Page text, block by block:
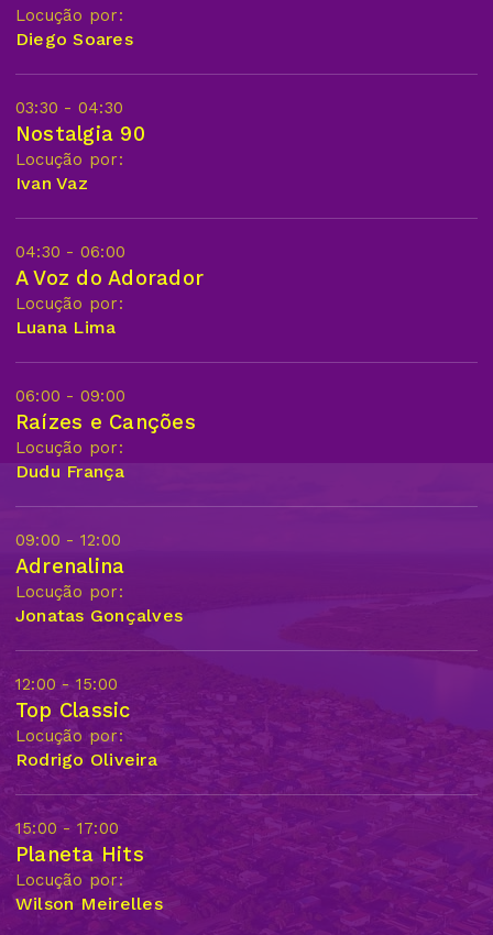
Locução por:
Diego Soares
03:30 - 04:30
Nostalgia 90
Locução por:
Ivan Vaz
04:30 - 06:00
A Voz do Adorador
Locução por:
Luana Lima
06:00 - 09:00
Raízes e Canções
Locução por:
Dudu França
09:00 - 12:00
Adrenalina
Locução por:
Jonatas Gonçalves
12:00 - 15:00
Top Classic
Locução por:
Rodrigo Oliveira
15:00 - 17:00
Planeta Hits
Locução por:
Wilson Meirelles